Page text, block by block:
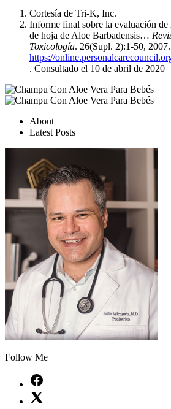
Cortesía de Tri-K, Inc.
Informe final sobre la evaluación
de hoja de Aloe Barbadensis…
Toxicología. 26(Supl. 2):1-50, 2007.
https://
. Consultado el 10 de abril de 2020
About
Latest Posts
Follow Me